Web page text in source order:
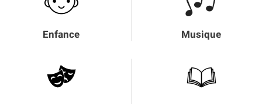
Enfance Musique